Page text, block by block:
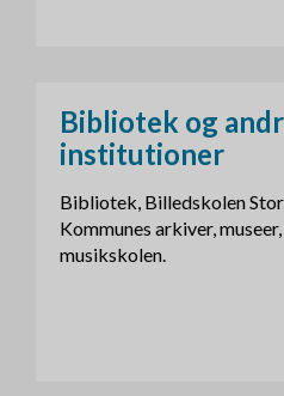
Bibliotek og
institutioner
Bibliotek, Billedskolen
Kommunes arkiver,
musikskolen.